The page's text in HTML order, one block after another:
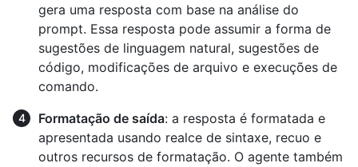
gera uma resposta com base na análise do
prompt. Essa resposta pode assumir a forma de
sugestões de linguagem natural, sugestões de
código, modificações de arquivo e execuções de
comando.
Formatação de saída: a resposta é formatada e
apresentada usando realce de sintaxe, recuo e
outros recursos de formatação. O agente também